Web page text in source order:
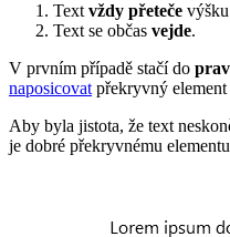
Text vždy přeteče
Text se občas vejde.
V prvním případě stačí do
naposicovat překryvný element
Aby byla jistota, že text
je dobré překryvnému